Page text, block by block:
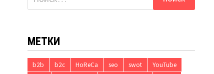
МЕТКИ
b2b b2c HoReCa seo swot
YouTube